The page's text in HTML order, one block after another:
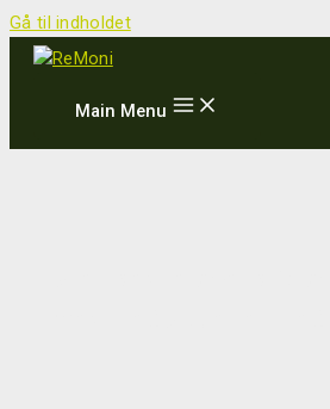
Gå til indholdet
Main Menu